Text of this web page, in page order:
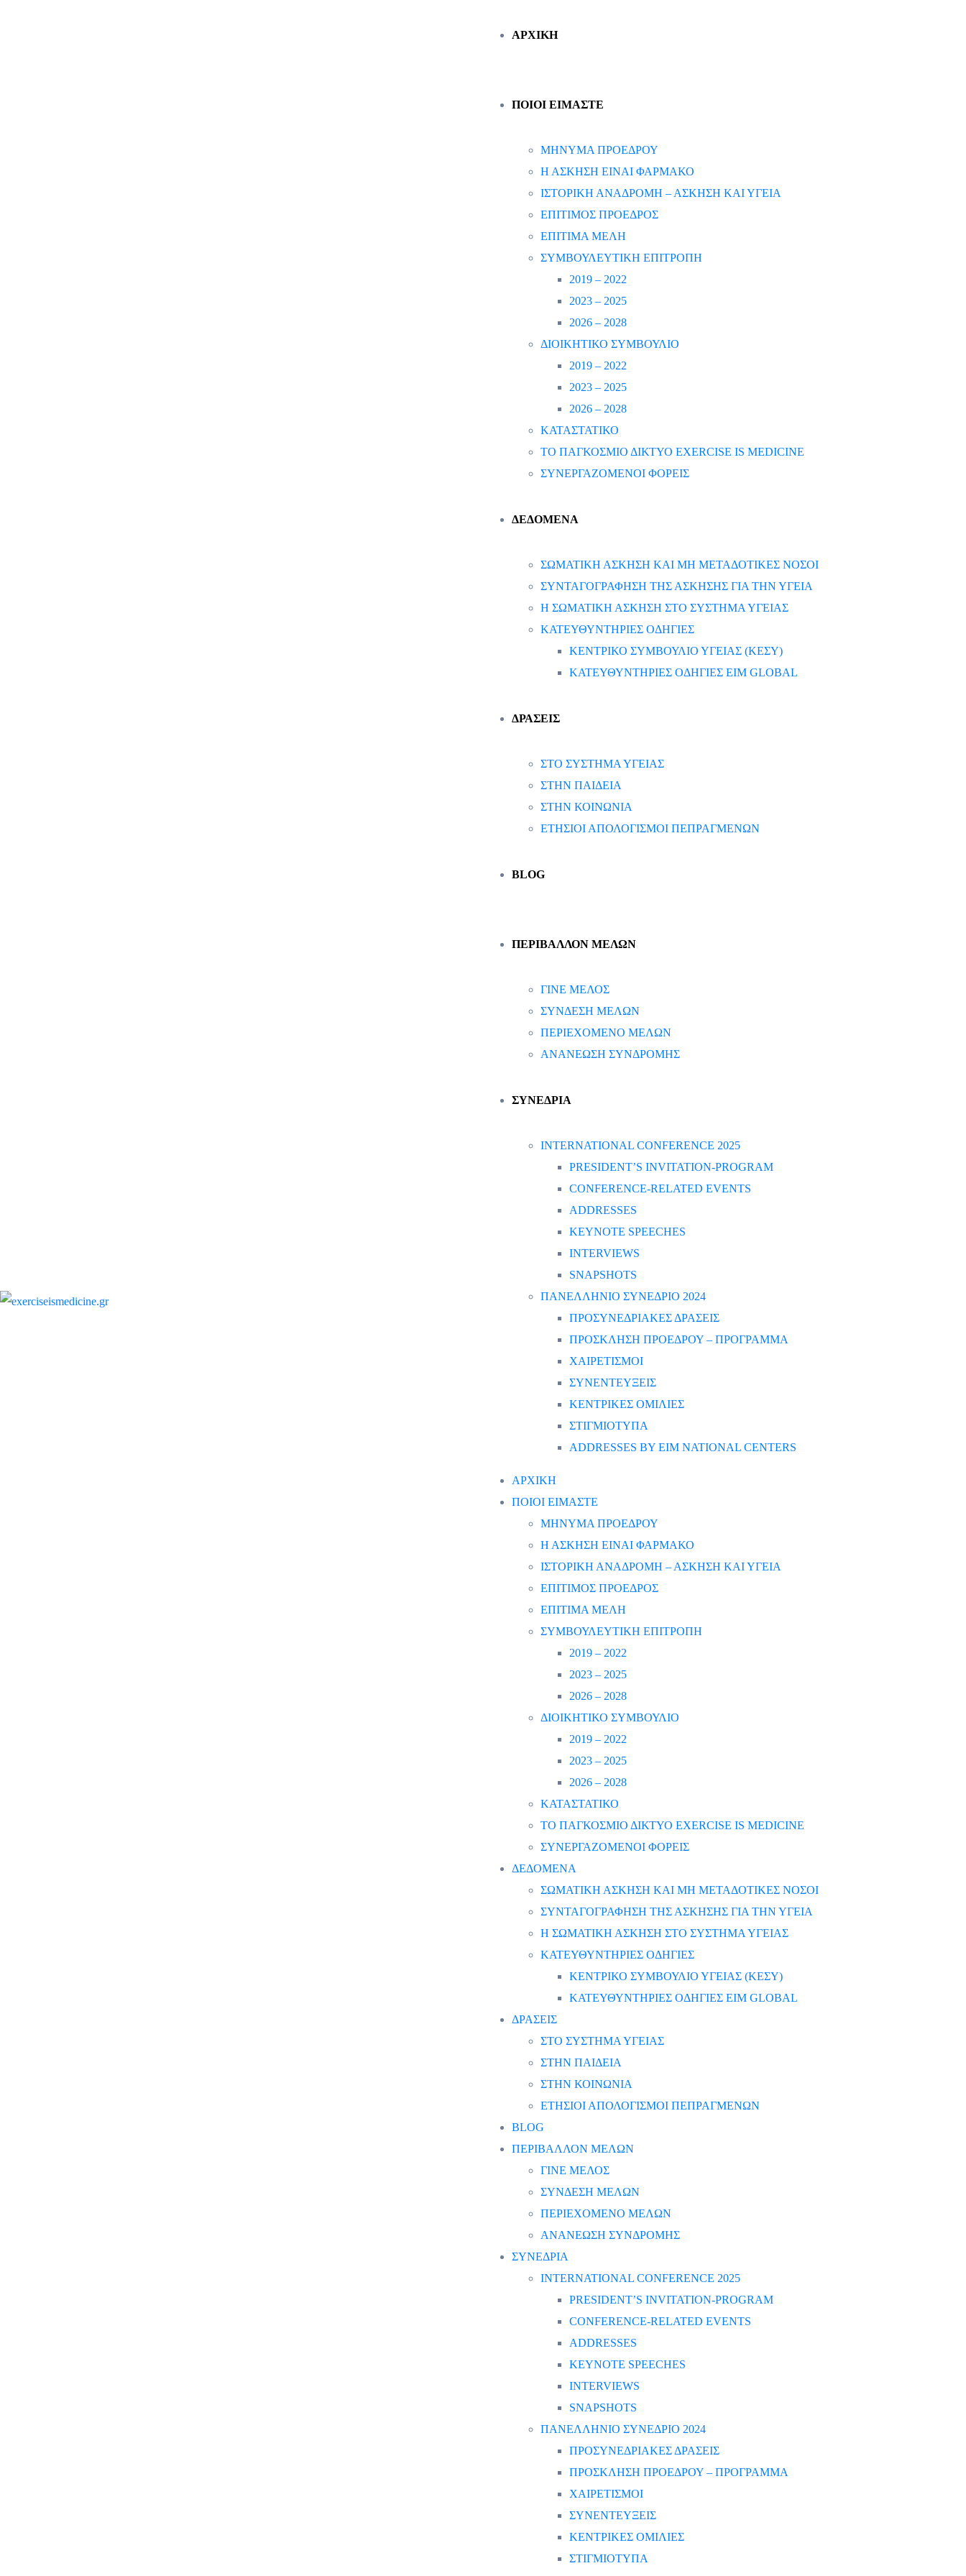
ΑΡΧΙΚΗ
ΠΟΙΟΙ ΕΙΜΑΣΤΕ
ΜΗΝΥΜΑ ΠΡΟΕΔΡΟΥ
Η ΑΣΚΗΣΗ ΕΙΝΑΙ ΦΑΡΜΑΚΟ
ΙΣΤΟΡΙΚΗ ΑΝΑΔΡΟΜΗ – ΑΣΚΗΣΗ ΚΑΙ ΥΓΕΙΑ
ΕΠΙΤΙΜΟΣ ΠΡΟΕΔΡΟΣ
ΕΠΙΤΙΜΑ ΜΕΛΗ
ΣΥΜΒΟΥΛΕΥΤΙΚΗ ΕΠΙΤΡΟΠΗ
2019 – 2022
2023 – 2025
2026 – 2028
ΔΙΟΙΚΗΤΙΚΟ ΣΥΜΒΟΥΛΙΟ
2019 – 2022
2023 – 2025
2026 – 2028
ΚΑΤΑΣΤΑΤΙΚΟ
ΤΟ ΠΑΓΚΟΣΜΙΟ ΔΙΚΤΥΟ EXERCISE IS MEDICINE
ΣΥΝΕΡΓΑΖΟΜΕΝΟΙ ΦΟΡΕΙΣ
ΔΕΔΟΜΕΝΑ
ΣΩΜΑΤΙΚΗ ΑΣΚΗΣΗ ΚΑΙ ΜΗ ΜΕΤΑΔΟΤΙΚΕΣ ΝΟΣΟΙ
ΣΥΝΤΑΓΟΓΡΑΦΗΣΗ ΤΗΣ ΑΣΚΗΣΗΣ ΓΙΑ ΤΗΝ ΥΓΕΙΑ
Η ΣΩΜΑΤΙΚΗ ΑΣΚΗΣΗ ΣΤΟ ΣΥΣΤΗΜΑ ΥΓΕΙΑΣ
ΚΑΤΕΥΘΥΝΤΗΡΙΕΣ ΟΔΗΓΙΕΣ
ΚΕΝΤΡΙΚΟ ΣΥΜΒΟΥΛΙΟ ΥΓΕΙΑΣ (ΚΕΣΥ)
ΚΑΤΕΥΘΥΝΤΗΡΙΕΣ ΟΔΗΓΙΕΣ EIM GLOBAL
ΔΡΑΣΕΙΣ
ΣΤΟ ΣΥΣΤΗΜΑ ΥΓΕΙΑΣ
ΣΤΗΝ ΠΑΙΔΕΙΑ
ΣΤΗΝ ΚΟΙΝΩΝΙΑ
ΕΤΗΣΙΟΙ ΑΠΟΛΟΓΙΣΜΟΙ ΠΕΠΡΑΓΜΕΝΩΝ
BLOG
ΠΕΡΙΒΑΛΛΟΝ ΜΕΛΩΝ
ΓΙΝΕ ΜΕΛΟΣ
ΣΥΝΔΕΣΗ ΜΕΛΩΝ
ΠΕΡΙΕΧΟΜΕΝΟ ΜΕΛΩΝ
ΑΝΑΝΕΩΣΗ ΣΥΝΔΡΟΜΗΣ
ΣΥΝΕΔΡΙΑ
INTERNATIONAL CONFERENCE 2025
PRESIDENT’S INVITATION-PROGRAM
CONFERENCE-RELATED EVENTS
ADDRESSES
KEYNOTE SPEECHES
INTERVIEWS
SNAPSHOTS
ΠΑΝΕΛΛΗΝΙΟ ΣΥΝΕΔΡΙΟ 2024
ΠΡΟΣΥΝΕΔΡΙΑΚΕΣ ΔΡΑΣΕΙΣ
ΠΡΟΣΚΛΗΣΗ ΠΡΟΕΔΡΟΥ – ΠΡΟΓΡΑΜΜΑ
ΧΑΙΡΕΤΙΣΜΟΙ
ΣΥΝΕΝΤΕΥΞΕΙΣ
ΚΕΝΤΡΙΚΕΣ ΟΜΙΛΙΕΣ
ΣΤΙΓΜΙΟΤΥΠΑ
ADDRESSES BY EIM NATIONAL CENTERS
ΑΡΧΙΚΗ
ΠΟΙΟΙ ΕΙΜΑΣΤΕ
ΜΗΝΥΜΑ ΠΡΟΕΔΡΟΥ
Η ΑΣΚΗΣΗ ΕΙΝΑΙ ΦΑΡΜΑΚΟ
ΙΣΤΟΡΙΚΗ ΑΝΑΔΡΟΜΗ – ΑΣΚΗΣΗ ΚΑΙ ΥΓΕΙΑ
ΕΠΙΤΙΜΟΣ ΠΡΟΕΔΡΟΣ
ΕΠΙΤΙΜΑ ΜΕΛΗ
ΣΥΜΒΟΥΛΕΥΤΙΚΗ ΕΠΙΤΡΟΠΗ
2019 – 2022
2023 – 2025
2026 – 2028
ΔΙΟΙΚΗΤΙΚΟ ΣΥΜΒΟΥΛΙΟ
2019 – 2022
2023 – 2025
2026 – 2028
ΚΑΤΑΣΤΑΤΙΚΟ
ΤΟ ΠΑΓΚΟΣΜΙΟ ΔΙΚΤΥΟ EXERCISE IS MEDICINE
ΣΥΝΕΡΓΑΖΟΜΕΝΟΙ ΦΟΡΕΙΣ
ΔΕΔΟΜΕΝΑ
ΣΩΜΑΤΙΚΗ ΑΣΚΗΣΗ ΚΑΙ ΜΗ ΜΕΤΑΔΟΤΙΚΕΣ ΝΟΣΟΙ
ΣΥΝΤΑΓΟΓΡΑΦΗΣΗ ΤΗΣ ΑΣΚΗΣΗΣ ΓΙΑ ΤΗΝ ΥΓΕΙΑ
Η ΣΩΜΑΤΙΚΗ ΑΣΚΗΣΗ ΣΤΟ ΣΥΣΤΗΜΑ ΥΓΕΙΑΣ
ΚΑΤΕΥΘΥΝΤΗΡΙΕΣ ΟΔΗΓΙΕΣ
ΚΕΝΤΡΙΚΟ ΣΥΜΒΟΥΛΙΟ ΥΓΕΙΑΣ (ΚΕΣΥ)
ΚΑΤΕΥΘΥΝΤΗΡΙΕΣ ΟΔΗΓΙΕΣ EIM GLOBAL
ΔΡΑΣΕΙΣ
ΣΤΟ ΣΥΣΤΗΜΑ ΥΓΕΙΑΣ
ΣΤΗΝ ΠΑΙΔΕΙΑ
ΣΤΗΝ ΚΟΙΝΩΝΙΑ
ΕΤΗΣΙΟΙ ΑΠΟΛΟΓΙΣΜΟΙ ΠΕΠΡΑΓΜΕΝΩΝ
BLOG
ΠΕΡΙΒΑΛΛΟΝ ΜΕΛΩΝ
ΓΙΝΕ ΜΕΛΟΣ
ΣΥΝΔΕΣΗ ΜΕΛΩΝ
ΠΕΡΙΕΧΟΜΕΝΟ ΜΕΛΩΝ
ΑΝΑΝΕΩΣΗ ΣΥΝΔΡΟΜΗΣ
ΣΥΝΕΔΡΙΑ
INTERNATIONAL CONFERENCE 2025
PRESIDENT’S INVITATION-PROGRAM
CONFERENCE-RELATED EVENTS
ADDRESSES
KEYNOTE SPEECHES
INTERVIEWS
SNAPSHOTS
ΠΑΝΕΛΛΗΝΙΟ ΣΥΝΕΔΡΙΟ 2024
ΠΡΟΣΥΝΕΔΡΙΑΚΕΣ ΔΡΑΣΕΙΣ
ΠΡΟΣΚΛΗΣΗ ΠΡΟΕΔΡΟΥ – ΠΡΟΓΡΑΜΜΑ
ΧΑΙΡΕΤΙΣΜΟΙ
ΣΥΝΕΝΤΕΥΞΕΙΣ
ΚΕΝΤΡΙΚΕΣ ΟΜΙΛΙΕΣ
ΣΤΙΓΜΙΟΤΥΠΑ